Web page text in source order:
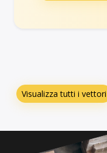
Visualizza tutti i vettori